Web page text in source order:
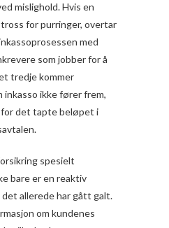
mislighold. Hvis en
for purringer, overtar
med
som jobber for å
tredje kommer
ikke fører frem,
det tapte beløpet i
spesielt
bare er en reaktiv
allerede har gått galt.
om kundenes